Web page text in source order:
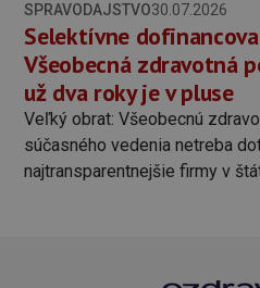
SPRAVODAJSTVO30.07.2026
Selektívne
Všeobecná zdravotná
už dva roky je v pluse
Veľký obrat: Všeobecnú
súčasného vedenia netreba
najtransparentnejšie firmy v